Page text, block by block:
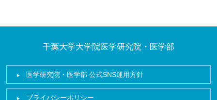
千葉大学大学院医学研究院・医学部
医学研究院・医学部 公式SNS運用方針
プライバシーポリシー